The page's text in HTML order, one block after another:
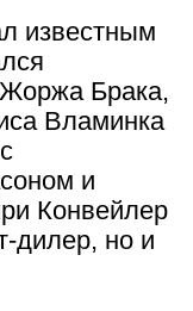
известным
Брака,
Вламинка
и
Конвейлер
дилер, но и